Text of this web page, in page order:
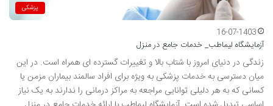
پزشکی
16-07-1403
آزمایشگاه لیماطب_ خدمات جامع در منزل
زندگی در دنیای امروز با شتاب بالا و تغییرات گسترده ای همراه است. در این
میان دسترسی به خدمات پزشکی به ویژه برای افراد سالمند بیماران مزمن یا
کسانی که به هر دلیلی توانایی مراجعه به مراکز درمانی را ندارند به یک نیاز